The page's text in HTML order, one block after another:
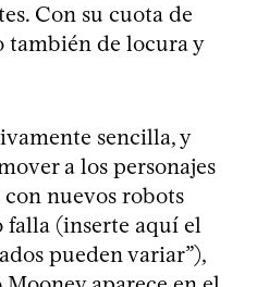
Con su cuota de
también de locura y
sencilla, y
a los personajes
nuevos robots
falla (inserte aquí el
pueden variar”),